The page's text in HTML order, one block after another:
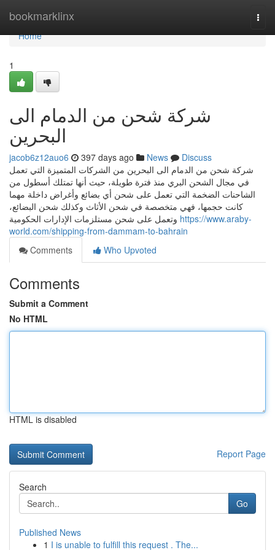
bookmarklinx
Home
Home
1
شركة شحن من الدمام الى
البحرين
jacob6z12auo6 397 days ago News
Discuss
شركة شحن من الدمام الى البحرين من الشركات المتميزة التي تعمل
في مجال الشحن البري منذ فترة طويلة، حيث أنها تمتلك أسطول من
الشاحنات الضخمة التي تعمل على شحن أي بضائع وأغراض داخلة مهما
كانت حجمها، فهي متخصصة في شحن الأثاث وكذلك شحن البضائع،
https://www.araby-
world.com/shipping-from-dammam-to-bahrain
Comments
Who Upvoted
Comments
Submit a Comment
No HTML
HTML is disabled
Report Page
Search
Go
Published News
1 I is unable to fulfill this request . The...